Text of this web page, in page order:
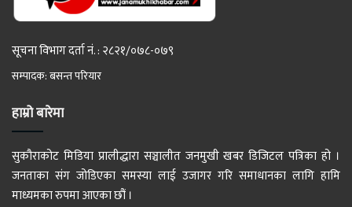
सूचना विभाग दर्ता नं. : २८२१/०७८-०७९
सम्पादक: बसन्त परियार
हाम्रो बारेमा
सुकौराकोट मिडिया प्रालीद्धारा सञ्चालीत जनमुखी खबर डिजिटल पत्रिका हो ।
जनताका संग जोडिएका समस्या लाई उजागर गरि समाधानका लागि हामि
माध्यमका रुपमा आएका छौं ।